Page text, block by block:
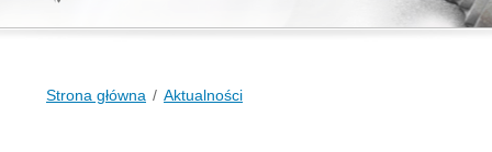
Strona główna Aktualności